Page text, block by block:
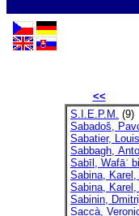
<<
S.I.E.P.M. (9)
Sabadoš,
Sabatier,
Sabbagh,
Sabīl, Wafāʾ
Sabina, Karel,
Sabina, Karel,
Sabinin,
Saccà,